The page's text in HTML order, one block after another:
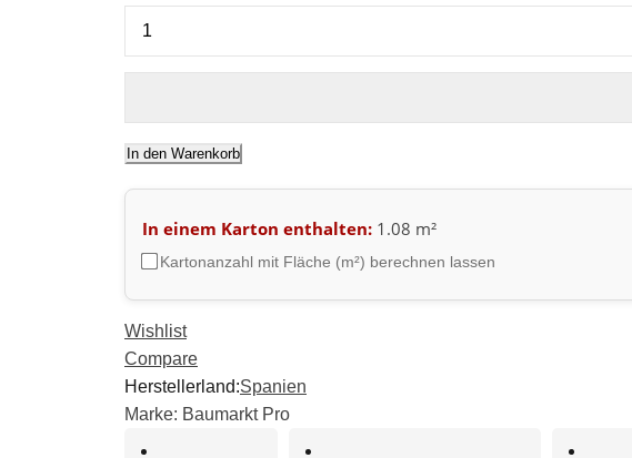
In den Warenkorb
In einem Karton enthalten: 1.08 m²
Kartonanzahl mit Fläche (m²) berechnen lassen
Wishlist
Compare
Herstellerland:Spanien
Marke: Baumarkt Pro